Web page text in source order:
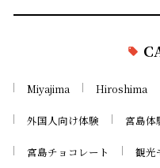
Miyajima Hiroshima
外国人向け体験 宮島体
宮島チョコレート 観光